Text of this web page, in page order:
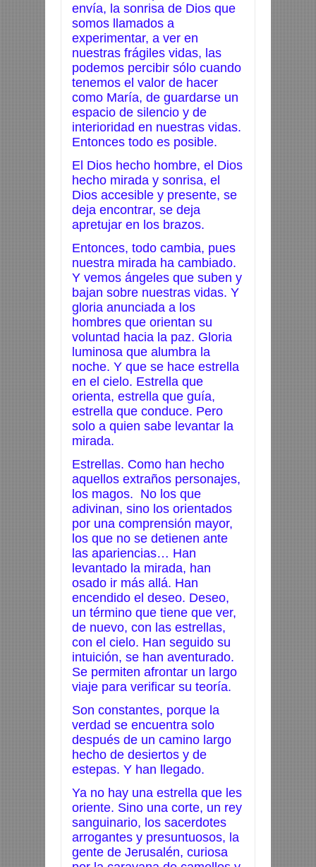
envía, la sonrisa de Dios que
somos llamados a
experimentar, a ver en
nuestras frágiles vidas, las
podemos percibir sólo cuando
tenemos el valor de hacer
como María, de guardarse un
espacio de silencio y de
interioridad en nuestras vidas.
Entonces todo es posible.
El Dios hecho hombre, el Dios
hecho mirada y sonrisa, el
Dios accesible y presente, se
deja encontrar, se deja
apretujar en los brazos.
Entonces, todo cambia, pues
nuestra mirada ha cambiado.
Y vemos ángeles que suben y
bajan sobre nuestras vidas. Y
gloria anunciada a los
hombres que orientan su
voluntad hacia la paz. Gloria
luminosa que alumbra la
noche. Y que se hace estrella
en el cielo. Estrella que
orienta, estrella que guía,
estrella que conduce. Pero
solo a quien sabe levantar la
mirada.
Estrellas. Como han hecho
aquellos extraños personajes,
los magos. No los que
adivinan, sino los orientados
por una comprensión mayor,
los que no se detienen ante
las apariencias… Han
levantado la mirada, han
osado ir más allá. Han
encendido el deseo. Deseo,
un término que tiene que ver,
de nuevo, con las estrellas,
con el cielo. Han seguido su
intuición, se han aventurado.
Se permiten afrontar un largo
viaje para verificar su teoría.
Son constantes, porque la
verdad se encuentra solo
después de un camino largo
hecho de desiertos y de
estepas. Y han llegado.
Ya no hay una estrella que les
oriente. Sino una corte, un rey
sanguinario, los sacerdotes
arrogantes y presuntuosos, la
gente de Jerusalén, curiosa